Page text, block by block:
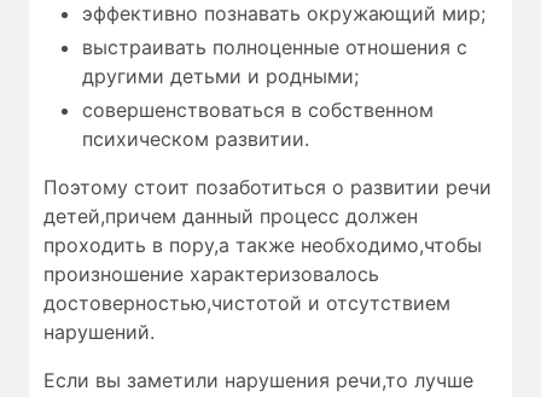
эффективно познавать окружающий мир;
выстраивать полноценные отношения с
другими детьми и родными;
совершенствоваться в собственном
психическом развитии.
Поэтому стоит позаботиться о развитии речи
детей,причем данный процесс должен
проходить в пору,а также необходимо,чтобы
произношение характеризовалось
достоверностью,чистотой и отсутствием
нарушений.
Если вы заметили нарушения речи,то лучше